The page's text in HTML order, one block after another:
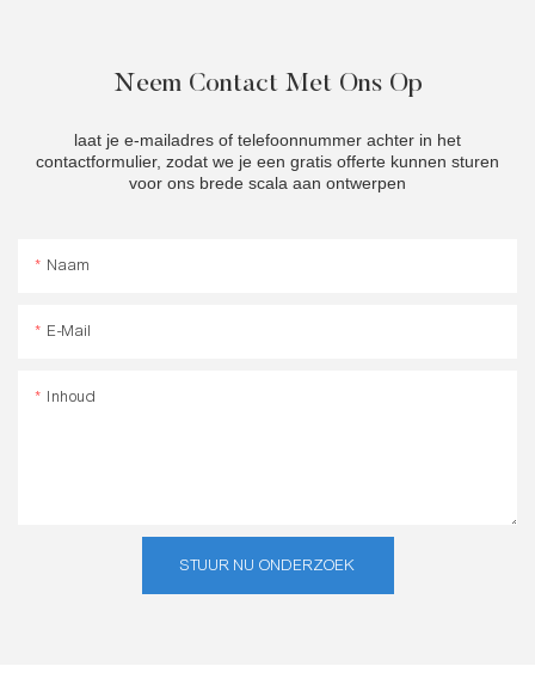
Neem Contact Met Ons Op
laat je e-mailadres of telefoonnummer achter in het
contactformulier, zodat we je een gratis offerte kunnen sturen
voor ons brede scala aan ontwerpen
Naam
E-Mail
Inhoud
STUUR NU ONDERZOEK